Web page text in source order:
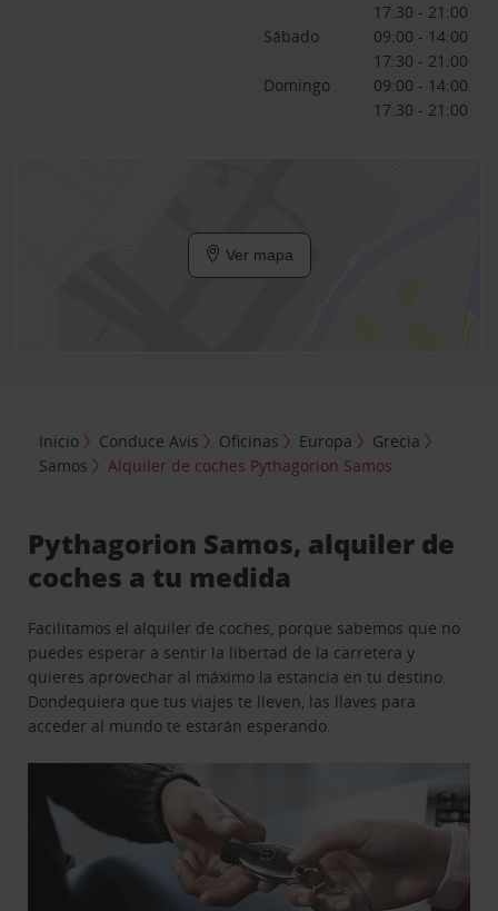
17:30 - 21:00
Sábado
09:00 - 14:00
17:30 - 21:00
Domingo
09:00 - 14:00
17:30 - 21:00
Ver mapa
Inicio Conduce Avis Oficinas Europa
Grecia
Samos
Alquiler de coches Pythagorion Samos
Pythagorion Samos, alquiler de
coches a tu medida
Facilitamos el alquiler de coches, porque sabemos que no
puedes esperar a sentir la libertad de la carretera y
quieres aprovechar al máximo la estancia en tu destino.
Dondequiera que tus viajes te lleven, las llaves para
acceder al mundo te estarán esperando.